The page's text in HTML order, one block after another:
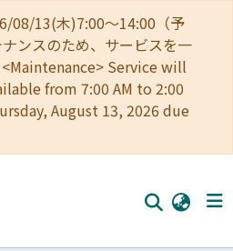
08/13(木)7:00～14:00（予
ンスのため、サービスを一
Service will
from 7:00 AM to 2:00
August 13, 2026 due